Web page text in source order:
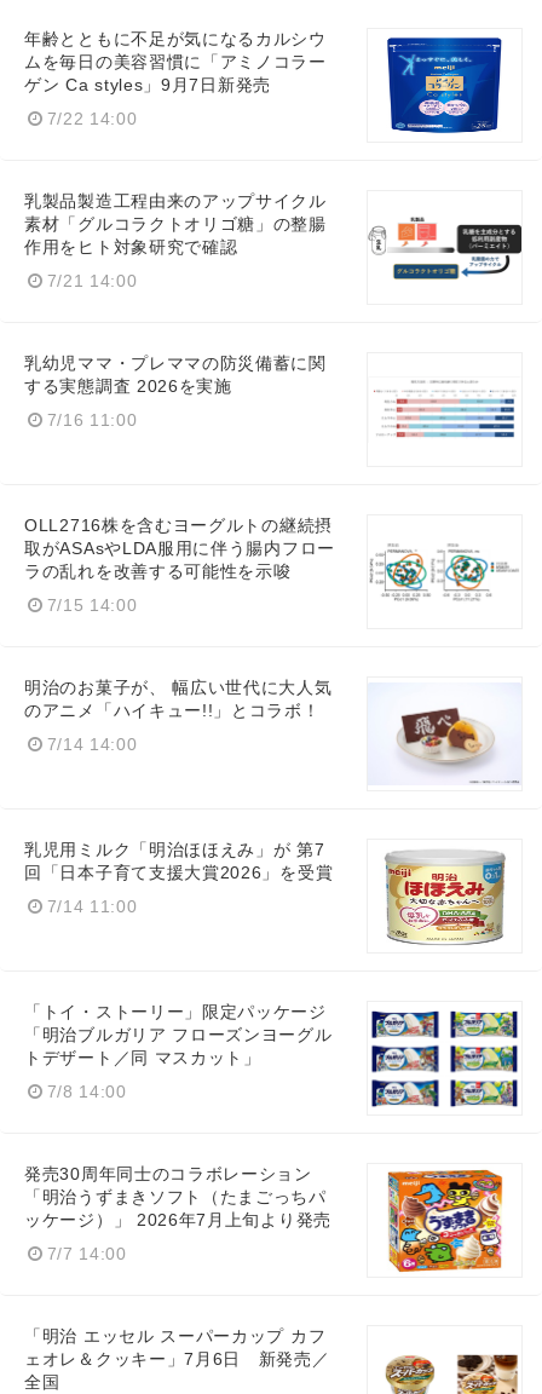
年齢とともに不足が気になるカルシウ
ムを毎日の美容習慣に「アミノコラー
ゲン Ca styles」9月7日新発売
7/22 14:00
乳製品製造工程由来のアップサイクル
素材「グルコラクトオリゴ糖」の整腸
作用をヒト対象研究で確認
7/21 14:00
乳幼児ママ・プレママの防災備蓄に関
する実態調査 2026を実施
7/16 11:00
OLL2716株を含むヨーグルトの継続摂
取がASAsやLDA服用に伴う腸内フロー
ラの乱れを改善する可能性を示唆
7/15 14:00
明治のお菓子が、 幅広い世代に大人気
のアニメ「ハイキュー!!」とコラボ！
7/14 14:00
乳児用ミルク「明治ほほえみ」が 第7
回「日本子育て支援大賞2026」を受賞
7/14 11:00
「トイ・ストーリー」限定パッケージ
「明治ブルガリア フローズンヨーグル
トデザート／同 マスカット」
7/8 14:00
発売30周年同士のコラボレーション
「明治うずまきソフト（たまごっちパ
ッケージ）」 2026年7月上旬より発売
7/7 14:00
「明治 エッセル スーパーカップ カフ
ェオレ＆クッキー」7月6日 新発売／
全国